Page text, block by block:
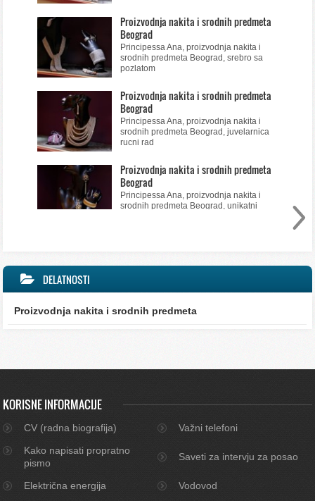
Proizvodnja nakita i srodnih predmeta
Beograd
Principessa Ana, proizvodnja nakita i
srodnih predmeta Beograd, srebro sa
pozlatom
Proizvodnja nakita i srodnih predmeta
Beograd
Principessa Ana, proizvodnja nakita i
srodnih predmeta Beograd, juvelarnica
rucni rad
Proizvodnja nakita i srodnih predmeta
Beograd
Principessa Ana, proizvodnja nakita i
srodnih predmeta Beograd, unikatni
DELATNOSTI
Proizvodnja nakita i srodnih predmeta
KORISNE INFORMACIJE
CV (radna biografija)
Važni telefoni
Kako napisati propratno
pismo
Saveti za intervju za posao
Električna energija
Vodovod